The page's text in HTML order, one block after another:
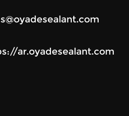
ar.oyadesealant.com